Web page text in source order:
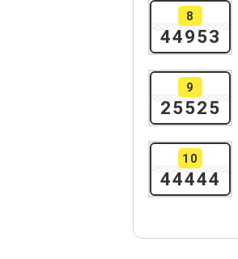
8
44953
9
25525
10
44444